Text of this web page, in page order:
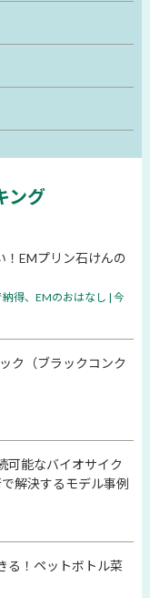
ング
！EMプリン石けんの
得、EMのおはなし | 今
ク（ブラックコンク
能なバイオサイク
解決するモデル事例
る！ペットボトル菜